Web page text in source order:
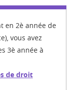
en 2è année de
vous avez
3è année à
de droit